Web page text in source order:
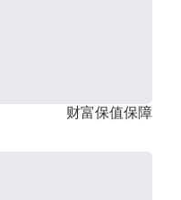
财富保值保障